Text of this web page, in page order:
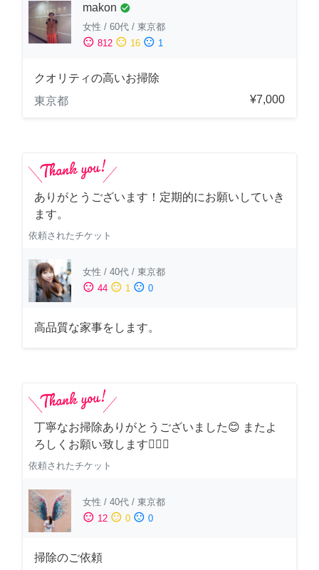
makon check_circle
女性 / 60代 / 東京都
sentiment_satisfied 812 sentiment_neutral 16 sentiment_dissatisfied 1
クオリティの高いお掃除
東京都
¥7,000
ありがとうございます！定期的にお願いしていき
ます。
依頼されたチケット
女性 / 40代 / 東京都
sentiment_satisfied 44 sentiment_neutral 1 sentiment_dissatisfied 0
高品質な家事をします。
丁寧なお掃除ありがとうございました😊 またよ
ろしくお願い致します🙆‍♀️✨
依頼されたチケット
女性 / 40代 / 東京都
sentiment_satisfied 12 sentiment_neutral 0 sentiment_dissatisfied 0
掃除のご依頼